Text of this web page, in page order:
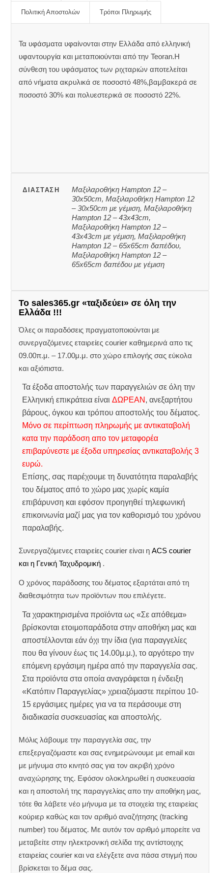
Πολιτική Αποστολών Τρόποι Πληρωμής
Τα υφάσματα υφαίνονται στην Ελλάδα από ελληνική
υφαντουργία και μεταποιούνται από την Teoran.Η
σύνθεση του υφάσματος των ριχταριών αποτελείται
από νήματα ακρυλικά σε ποσοστό 48%,βαμβακερά σε
ποσοστό 30% και πολυεστερικά σε ποσοστό 22%.
ΔΙΆΣΤΑΣΗ
Μαξιλαροθήκη Hampton 12 –
30x50cm, Μαξιλαροθήκη Hampton 12
– 30x50cm με γέμιση, Μαξιλαροθήκη
Hampton 12 – 43x43cm,
Μαξιλαροθήκη Hampton 12 –
43x43cm με γέμιση, Μαξιλαροθήκη
Hampton 12 – 65x65cm δαπέδου,
Μαξιλαροθήκη Hampton 12 –
65x65cm δαπέδου με γέμιση
Το sales365.gr «ταξιδεύει» σε όλη την
Ελλάδα !!!
Όλες οι παραδόσεις πραγματοποιούνται με
συνεργαζόμενες εταιρείες courier καθημερινά απο τις
09.00π.μ. – 17.00μ.μ. στο χώρο επιλογής σας εύκολα
και αξιόπιστα.
Τα έξοδα αποστολής των παραγγελιών σε όλη την
Ελληνική επικράτεια είναιΔΩΡΕΑΝ , ανεξαρτήτου
βάρους, όγκου και τρόπου αποστολής του δέματος.
Μόνο σε περίπτωση πληρωμής με αντικαταβολή
κατα την παράδοση απο τον μεταφορέα
επιβαρύνεστε με έξοδα υπηρεσίας αντικαταβολής 3
ευρώ.
Επίσης, σας παρέχουμε τη δυνατότητα παραλαβής
του δέματος από το χώρο μας χωρίς καμία
επιβάρυνση και εφόσον προηγηθεί τηλεφωνική
επικοινωνία μαζί μας για τον καθορισμό του χρόνου
παραλαβής.
Συνεργαζόμενες εταιρείες courier είναι ηACS courier
και η Γενική Ταχυδρομική .
Ο χρόνος παράδοσης του δέματος εξαρτάται από τη
διαθεσιμότητα των προϊόντων που επιλέγετε.
Τα χαρακτηρισμένα προϊόντα ως «Σε απόθεμα»
βρίσκονται ετοιμοπαράδοτα στην αποθήκη μας και
αποστέλλονται εάν όχι την ίδια (για παραγγελίες
που θα γίνουν έως τις 14.00μ.μ.), το αργότερο την
επόμενη εργάσιμη ημέρα από την παραγγελία σας.
Στα προϊόντα στα οποία αναγράφεται η ένδειξη
«Κατόπιν Παραγγελίας» χρειαζόμαστε περίπου 10-
15 εργάσιμες ημέρες για να τα περάσουμε στη
διαδικασία συσκευασίας και αποστολής.
Μόλις λάβουμε την παραγγελία σας, την
επεξεργαζόμαστε και σας ενημερώνουμε με email και
με μήνυμα στο κινητό σας για τον ακριβή χρόνο
αναχώρησης της. Εφόσον ολοκληρωθεί η συσκευασία
και η αποστολή της παραγγελίας απο την αποθήκη μας,
τότε θα λάβετε νέο μήνυμα με τα στοιχεία της εταιρείας
κούριερ καθώς και τον αριθμό αναζήτησης (tracking
number) του δέματος. Με αυτόν τον αριθμό μπορείτε να
μεταβείτε στην ηλεκτρονική σελίδα της αντίστοιχης
εταιρείας courier και να ελέγξετε ανα πάσα στιγμή που
βρίσκεται το δέμα σας.